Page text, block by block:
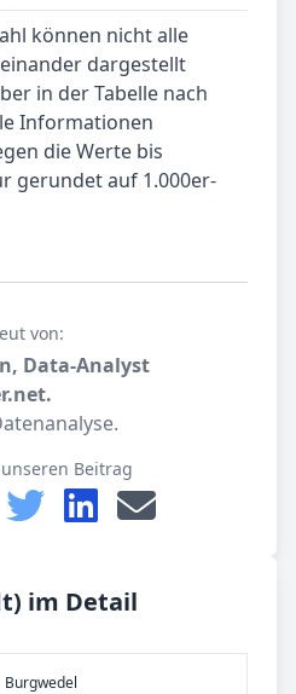
können nicht alle
dargestellt
in der Tabelle nach
Informationen
die Werte bis
gerundet auf 1.000er-
von:
Data-Analyst
Beitrag
im Detail
Burgwedel